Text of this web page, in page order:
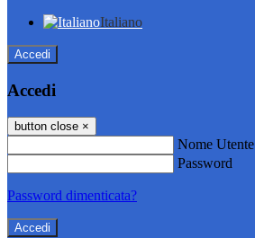
Italiano
Accedi
Accedi
button close ×
Nome Utente
Password
Password dimenticata?